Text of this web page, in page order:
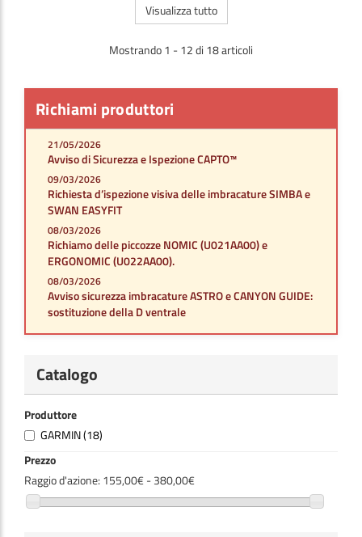
Richiami produttori
21/05/2026
Avviso di Sicurezza e Ispezione CAPTO™
09/03/2026
Richiesta d’ispezione visiva delle imbracature SIMBA e
SWAN EASYFIT
08/03/2026
Richiamo delle piccozze NOMIC (U021AA00) e
ERGONOMIC (U022AA00).
08/03/2026
Avviso sicurezza imbracature ASTRO e CANYON GUIDE:
sostituzione della D ventrale
Catalogo
Produttore
GARMIN(18)
Prezzo
Raggio d'azione: 155,00€ - 380,00€
Visualizza tutto
Mostrando 1 - 12 di 18 articoli